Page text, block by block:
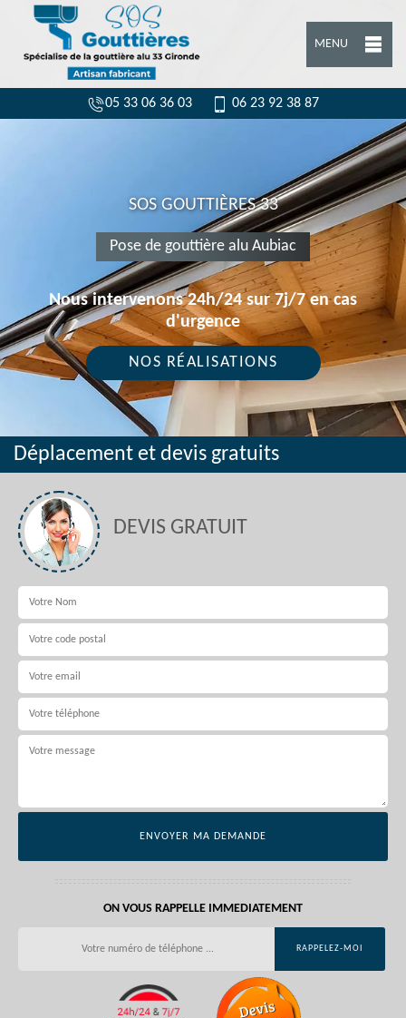
MENU
05 33 06 36 03 06 23 92 38 87
SOS GOUTTIÈRES 33
Pose de gouttière alu Aubiac
Nous intervenons 24h/24 sur 7j/7 en cas
d'urgence
NOS RÉALISATIONS
Déplacement et devis gratuits
DEVIS GRATUIT
ON VOUS RAPPELLE IMMEDIATEMENT